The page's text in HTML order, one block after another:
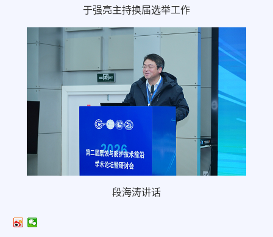
于强亮主持换届选举工作
段海涛讲话